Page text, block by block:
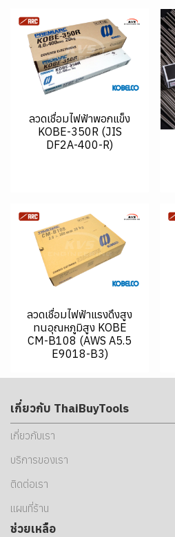
ลวดเชื่อมไฟฟ้าพอกแข็ง
KOBE-350R (JIS
DF2A-400-R)
ลวดเชื่อมไฟฟ้าแรงดึงสูง
ทนอุณหภูมิสูง KOBE
CM-B108 (AWS A5.5
E9018-B3)
เกี่ยวกับ ThaiBuyTools
เกี่ยวกับเรา
บริการของเรา
ติดต่อเรา
แผนที่ร้าน
ช่วยเหลือ